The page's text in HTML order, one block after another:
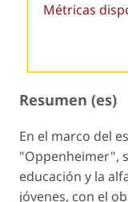
Métricas
Resumen (es)
En el marco del
"Oppenheimer",
educación y la
jóvenes, con el